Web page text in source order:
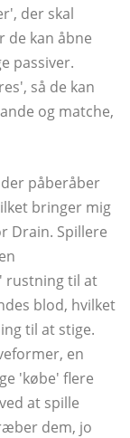
der skal
de kan åbne
passiver.
så de kan
og matche,
påberåber
bringer mig
Drain. Spillere
rustning til at
blod, hvilket
til at stige.
en
'købe' flere
at spille
dem, jo